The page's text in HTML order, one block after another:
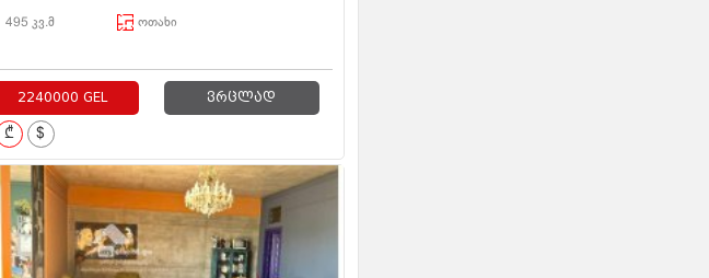
495 კვ.მ ოთახი
2240000 GEL ვრცლად
₾ $